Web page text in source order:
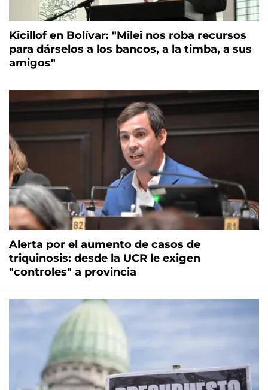
Kicillof en Bolívar: "Milei nos roba recursos
para dárselos a los bancos, a la timba, a sus
amigos"
Alerta por el aumento de casos de
triquinosis: desde la UCR le exigen
"controles" a provincia